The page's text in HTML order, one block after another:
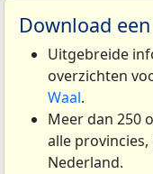
Download
Uitgebreide
overzichten
Waal.
Meer dan 250
alle
Nederland.